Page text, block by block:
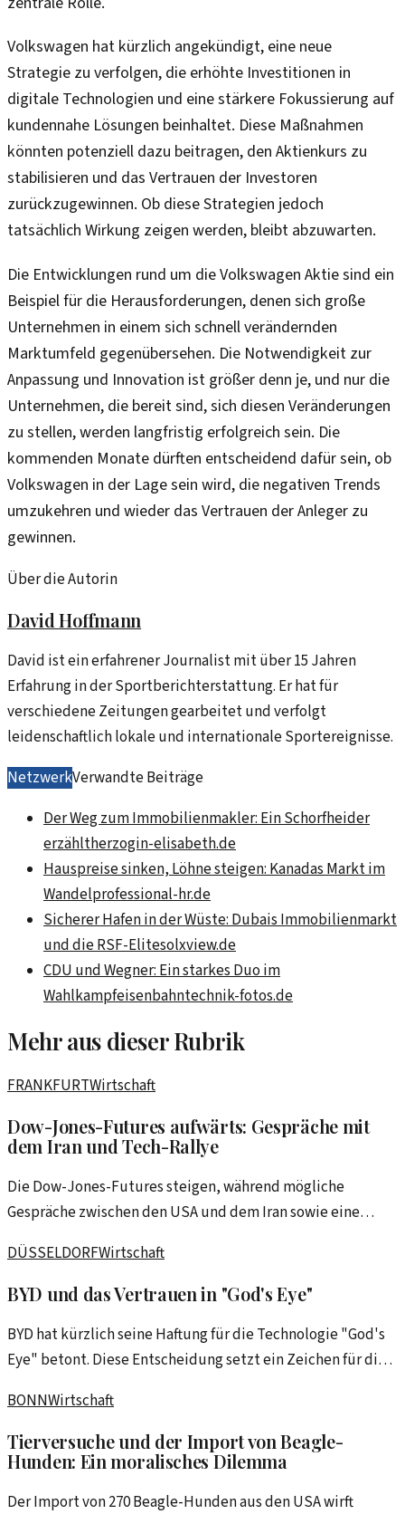
Volkswagen hat kürzlich angekündigt, eine neue
Strategie zu verfolgen, die erhöhte Investitionen in
digitale Technologien und eine stärkere Fokussierung auf
kundennahe Lösungen beinhaltet. Diese Maßnahmen
könnten potenziell dazu beitragen, den Aktienkurs zu
stabilisieren und das Vertrauen der Investoren
zurückzugewinnen. Ob diese Strategien jedoch
tatsächlich Wirkung zeigen werden, bleibt abzuwarten.
Die Entwicklungen rund um die Volkswagen Aktie sind ein
Beispiel für die Herausforderungen, denen sich große
Unternehmen in einem sich schnell verändernden
Marktumfeld gegenübersehen. Die Notwendigkeit zur
Anpassung und Innovation ist größer denn je, und nur die
Unternehmen, die bereit sind, sich diesen Veränderungen
zu stellen, werden langfristig erfolgreich sein. Die
kommenden Monate dürften entscheidend dafür sein, ob
Volkswagen in der Lage sein wird, die negativen Trends
umzukehren und wieder das Vertrauen der Anleger zu
gewinnen.
Über die Autorin
David Hoffmann
David ist ein erfahrener Journalist mit über 15 Jahren
Erfahrung in der Sportberichterstattung. Er hat für
verschiedene Zeitungen gearbeitet und verfolgt
leidenschaftlich lokale und internationale Sportereignisse.
NetzwerkVerwandte Beiträge
Der Weg zum Immobilienmakler: Ein Schorfheider
erzähltherzogin-elisabeth.de
Hauspreise sinken, Löhne steigen: Kanadas Markt im
Wandelprofessional-hr.de
Sicherer Hafen in der Wüste: Dubais Immobilienmarkt
und die RSF-Elitesolxview.de
CDU und Wegner: Ein starkes Duo im
Wahlkampfeisenbahntechnik-fotos.de
Mehr aus dieser Rubrik
FRANKFURTWirtschaft
Dow-Jones-Futures aufwärts: Gespräche mit
dem Iran und Tech-Rallye
Die Dow-Jones-Futures steigen, während mögliche
Gespräche zwischen den USA und dem Iran sowie eine
DÜSSELDORFWirtschaft
BYD und das Vertrauen in "God's Eye"
BYD hat kürzlich seine Haftung für die Technologie "God's
Eye" betont. Diese Entscheidung setzt ein Zeichen für die
Wirtschaft ist.
BONNWirtschaft
Tierversuche und der Import von Beagle-
Hunden: Ein moralisches Dilemma
Der Import von 270 Beagle-Hunden aus den USA wirft